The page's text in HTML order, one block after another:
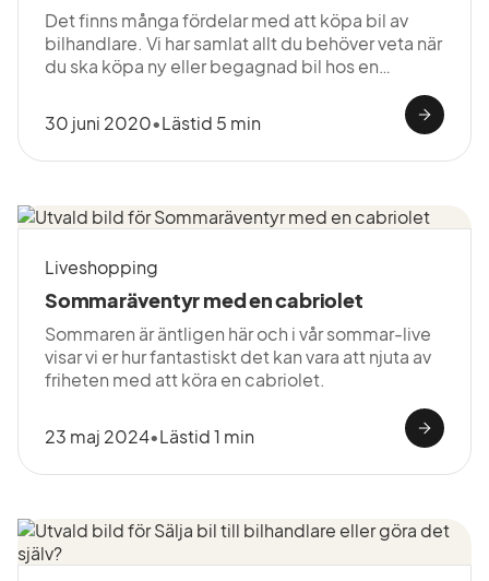
Det finns många fördelar med att köpa bil av
bilhandlare. Vi har samlat allt du behöver veta när
du ska köpa ny eller begagnad bil hos en
30 juni 2020•Lästid 5 min
Liveshopping
Sommaräventyr med en cabriolet
Sommaren är äntligen här och i vår sommar-live
visar vi er hur fantastiskt det kan vara att njuta av
friheten med att köra en cabriolet.
23 maj 2024•Lästid 1 min